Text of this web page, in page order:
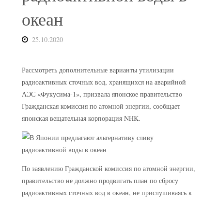
океан
25.10.2020
Рассмотреть дополнительные варианты утилизации
радиоактивных сточных вод, хранящихся на аварийной
АЭС «Фукусима-1», призвала японское правительство
Гражданская комиссия по атомной энергии, сообщает
японская вещательная корпорация NHK.
По заявлению Гражданской комиссия по атомной энергии,
правительство не должно продвигать план по сбросу
радиоактивных сточных вод в океан, не прислушиваясь к